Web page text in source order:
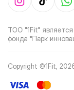
ТОО "1Fit"
фонда "Парк
Copyright ©1Fit,